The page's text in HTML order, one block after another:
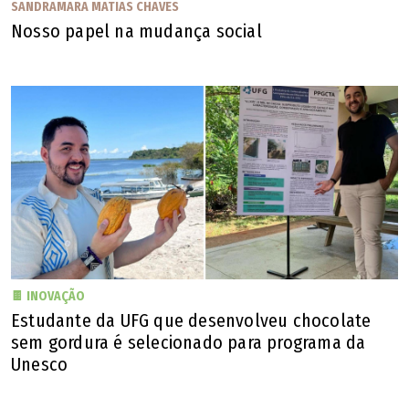
Conforme divulgado pela UFG, a prova seguirá a matriz do Exame Nacional do
Ensino Médio (Enem) e o gênero da redação será dissertativo-argumentativo
(Fábio Lima)
Vestibular
SANDRAMARA MATIAS CHAVES
Nosso papel na mudança social
🍫 INOVAÇÃO
Estudante da UFG que desenvolveu chocolate
sem gordura é selecionado para programa da
Unesco